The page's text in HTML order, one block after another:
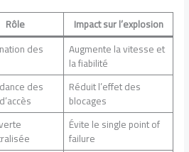
Rôle
Impact sur l’explosion
des Augmente la vitesse et
la fiabilité
des Réduit l’effet des
blocages
Évite le single point of
failure